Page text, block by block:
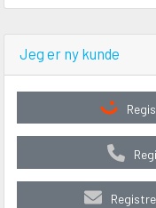
Jeg er ny kunde